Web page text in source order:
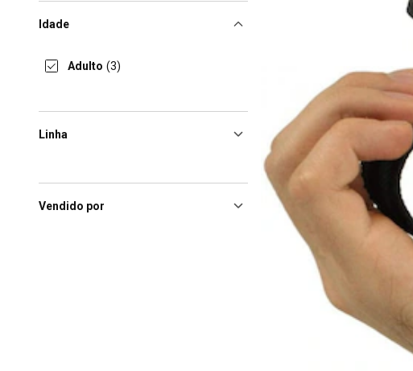
Idade
Adulto (3)
Linha
Vendido por